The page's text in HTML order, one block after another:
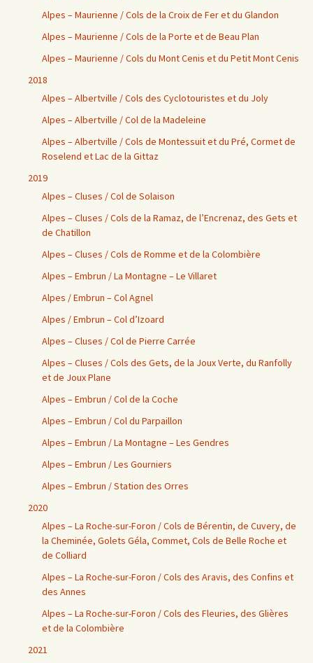
Alpes – Maurienne / Cols de la Croix de Fer et du Glandon
Alpes – Maurienne / Cols de la Porte et de Beau Plan
Alpes – Maurienne / Cols du Mont Cenis et du Petit Mont Cenis
2018
Alpes – Albertville / Cols des Cyclotouristes et du Joly
Alpes – Albertville / Col de la Madeleine
Alpes – Albertville / Cols de Montessuit et du Pré, Cormet de
Roselend et Lac de la Gittaz
2019
Alpes – Cluses / Col de Solaison
Alpes – Cluses / Cols de la Ramaz, de l’Encrenaz, des Gets et
de Chatillon
Alpes – Cluses / Cols de Romme et de la Colombière
Alpes – Embrun / La Montagne – Le Villaret
Alpes / Embrun – Col Agnel
Alpes / Embrun – Col d’Izoard
Alpes – Cluses / Col de Pierre Carrée
Alpes – Cluses / Cols des Gets, de la Joux Verte, du Ranfolly
et de Joux Plane
Alpes – Embrun / Col de la Coche
Alpes – Embrun / Col du Parpaillon
Alpes – Embrun / La Montagne – Les Gendres
Alpes – Embrun / Les Gourniers
Alpes – Embrun / Station des Orres
2020
Alpes – La Roche-sur-Foron / Cols de Bérentin, de Cuvery, de
la Cheminée, Golets Géla, Commet, Cols de Belle Roche et
de Colliard
Alpes – La Roche-sur-Foron / Cols des Aravis, des Confins et
des Annes
Alpes – La Roche-sur-Foron / Cols des Fleuries, des Glières
et de la Colombière
2021